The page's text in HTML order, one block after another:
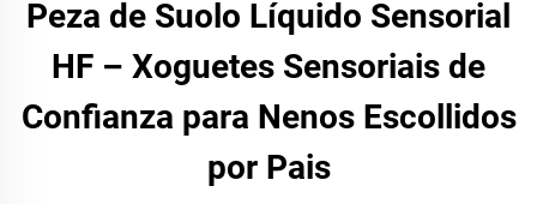
Peza de Suolo Líquido Sensorial
HF – Xoguetes Sensoriais de
Confianza para Nenos Escollidos
por Pais